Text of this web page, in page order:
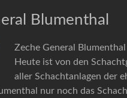
Blumenthal
Zeche General
Heute ist von den
aller Schachtanlagen der
nur noch das